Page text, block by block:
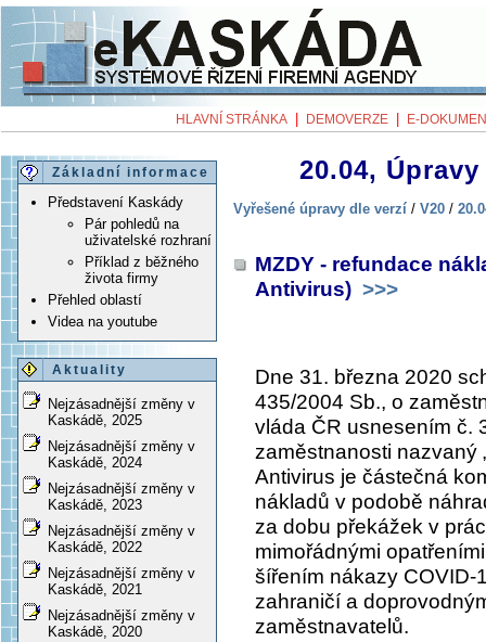
HLAVNÍ STRÁNKA DEMOVERZE E-
Základní informace
Představení Kaskády
Pár pohledů na
uživatelské rozhraní
Příklad z běžného
života firmy
Přehled oblastí
Videa na youtube
Aktuality
Nejzásadnější změny v
Kaskádě, 2025
Nejzásadnější změny v
Kaskádě, 2024
Nejzásadnější změny v
Kaskádě, 2023
Nejzásadnější změny v
Kaskádě, 2022
Nejzásadnější změny v
Kaskádě, 2021
Nejzásadnější změny v
Kaskádě, 2020
20.04,
Vyřešené úpravy dle verzí / V20 /
MZDY - refundace
Antivirus) >>>
Dne 31. března 2020
435/2004 Sb., o
vláda ČR usnesením č.
zaměstnanosti nazvaný
Antivirus je částečná
nákladů v podobě
za dobu překážek v
mimořádnými
šířením nákazy COVID-
zahraničí a
zaměstnavatelů.